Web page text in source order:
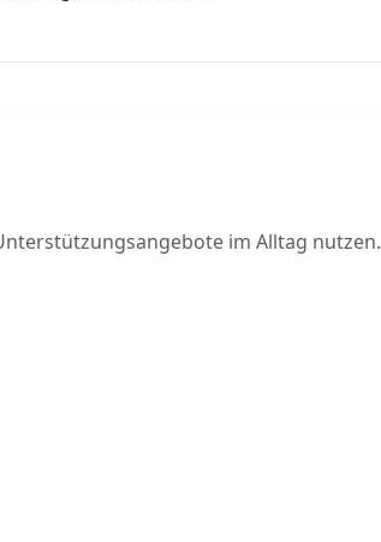
im Alltag nutzen.